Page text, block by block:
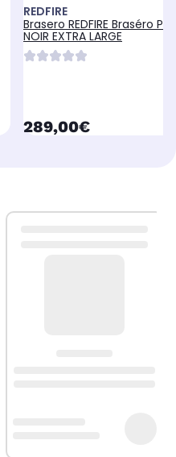
REDFIRE
Brasero REDFIRE Braséro
NOIR EXTRA LARGE
currentPrice
289,00€